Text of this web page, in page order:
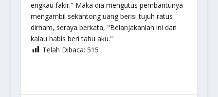
engkau fakir." Maka dia mengutus pembantunya
mengambil sekantong uang berisi tujuh ratus
dirham, seraya berkata, "Belanjakanlah ini dan
kalau habis beri tahu aku."
Telah Dibaca: 515